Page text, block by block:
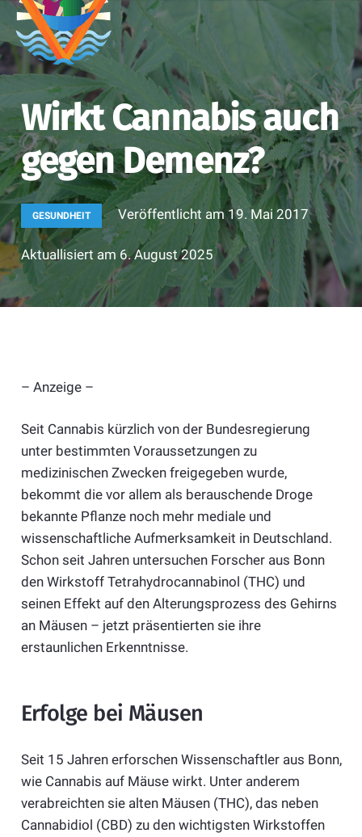
Wirkt Cannabis auch
gegen Demenz?
GESUNDHEIT Veröffentlicht am19. Mai 2017
Aktuallisiert am 6. August 2025
– Anzeige –
Seit Cannabis kürzlich von der Bundesregierung
unter bestimmten Voraussetzungen zu
medizinischen Zwecken freigegeben wurde,
bekommt die vor allem als berauschende Droge
bekannte Pflanze noch mehr mediale und
wissenschaftliche Aufmerksamkeit in Deutschland.
Schon seit Jahren untersuchen Forscher aus Bonn
den Wirkstoff Tetrahydrocannabinol (THC) und
seinen Effekt auf den Alterungsprozess des Gehirns
an Mäusen – jetzt präsentierten sie ihre
erstaunlichen Erkenntnisse.
Erfolge bei Mäusen
Seit 15 Jahren erforschen Wissenschaftler aus Bonn,
wie Cannabis auf Mäuse wirkt. Unter anderem
verabreichten sie alten Mäusen (THC), das neben
Cannabidiol (CBD) zu den wichtigsten Wirkstoffen